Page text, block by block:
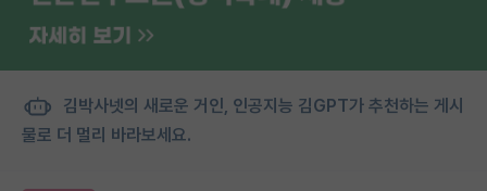
김박사넷의 새로운 거인, 인공지능 김GPT가 추천하는 게시
물로 더 멀리 바라보세요.